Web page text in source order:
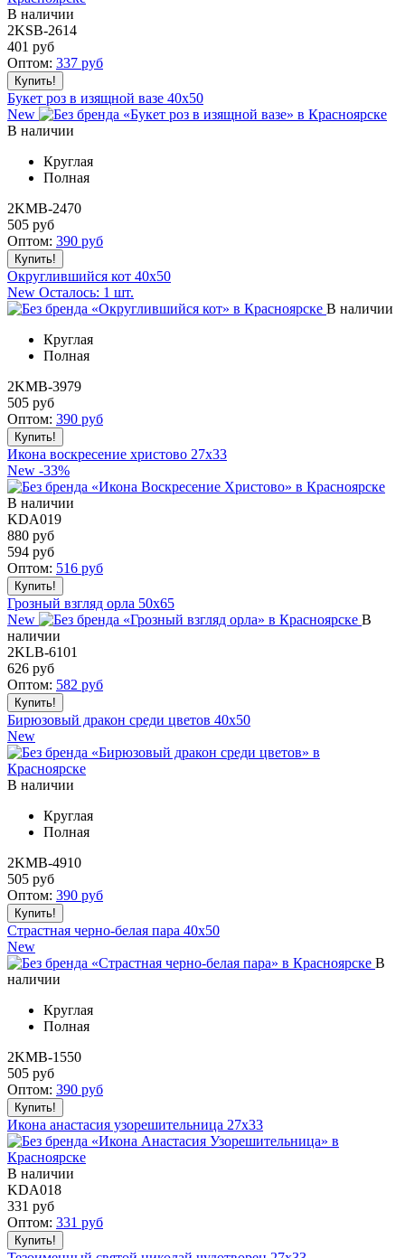
В наличии
2KSB-2614
401 руб
Оптом: 337 руб
Букет роз в изящной вазе 40x50
New
В наличии
Круглая
Полная
2KMB-2470
505 руб
Оптом: 390 руб
Округлившийся кот 40x50
New Осталось: 1 шт.
В наличии
Круглая
Полная
2KMB-3979
505 руб
Оптом: 390 руб
Икона воскресение христово 27x33
New -33%
В наличии
KDA019
880 руб
594 руб
Оптом: 516 руб
Грозный взгляд орла 50x65
New
В
наличии
2KLB-6101
626 руб
Оптом: 582 руб
Бирюзовый дракон среди цветов 40x50
New
В наличии
Круглая
Полная
2KMB-4910
505 руб
Оптом: 390 руб
Страстная черно-белая пара 40x50
New
В
наличии
Круглая
Полная
2KMB-1550
505 руб
Оптом: 390 руб
Икона анастасия узорешительница 27x33
В наличии
KDA018
331 руб
Оптом: 331 руб